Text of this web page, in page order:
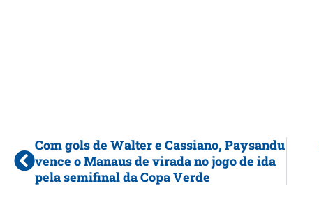
Com gols de Walter e Cassiano, Paysandu
vence o Manaus de virada no jogo de ida
pela semifinal da Copa Verde